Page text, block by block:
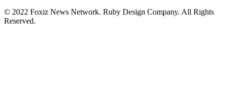
© 2022 Foxiz News Network. Ruby Design Company. All Rights
Reserved.